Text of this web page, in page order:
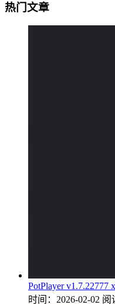
热门文章
PotPlayer v1.7.22777
时间：2026-02-02 阅